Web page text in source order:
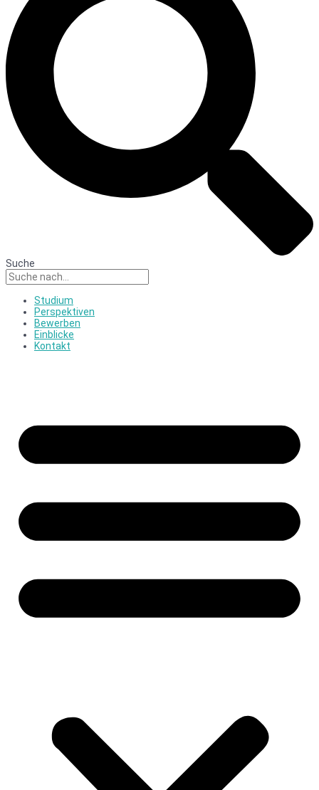
Suche
Studium
Perspektiven
Bewerben
Einblicke
Kontakt